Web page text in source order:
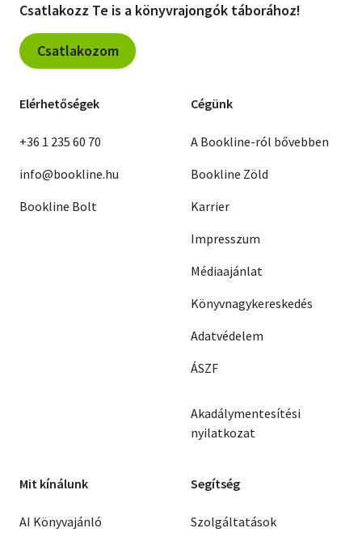
Csatlakozz Te is a könyvrajongók táborához!
Csatlakozom
Elérhetőségek
+36 1 235 60 70
info@bookline.hu
Bookline Bolt
Cégünk
A Bookline-ról bővebben
Bookline Zöld
Karrier
Impresszum
Médiaajánlat
Könyvnagykereskedés
Adatvédelem
ÁSZF
Akadálymentesítési
nyilatkozat
Mit kínálunk
AI Könyvajánló
Segítség
Szolgáltatások